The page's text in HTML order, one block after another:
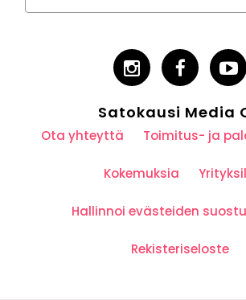
Satokausi Media
Ota yhteyttä Toimitus- ja
Kokemuksia
Hallinnoi evästeiden
Rekisteriseloste